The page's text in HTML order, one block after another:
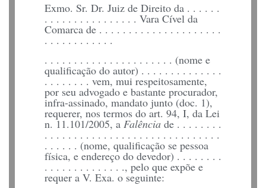
Exmo. Sr. Dr. Juiz de Direito da . . . . . .
. . . . . . . . . . . . . . . . Vara Cível da
Comarca de . . . . . . . . . . . . . . . . . . . . .
. . . . . . . . . . . .
. . . . . . . . . . . . . . . . . . . . . . (nome e
qualificação do autor) . . . . . . . . . . . . . .
. . . . . . . . vem, mui respeitosamente,
por seu advogado e bastante procura­dor,
infra-assinado, mandato junto (doc. 1),
requerer, nos termos do art. 94, I, da Lei
n. 11.101/2005, a Falência de . . . . . . . .
. . . . . . . . . . . . . . . . . . . . . . . . . . . . . .
. . . . . . (nome, qualificação se pessoa
física, e endereço do devedor) . . . . . . . .
. . . . . . . . . . . . . ., pelo que expõe e
requer a V. Exa. o seguinte: